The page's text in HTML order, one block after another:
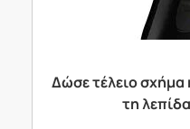
Δώσε τέλειο σχήμα
τη